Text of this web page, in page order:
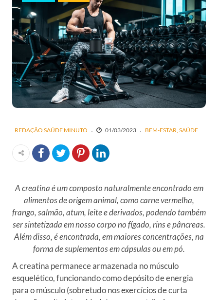
REDAÇÃO SAÚDE MINUTO 01/03/2023 BEM-ESTAR SAÚDE
A creatina é um composto naturalmente encontrado em
alimentos de origem animal, como carne vermelha,
frango, salmão, atum, leite e derivados, podendo também
ser sintetizada em nosso corpo no fígado, rins e pâncreas.
Além disso, é encontrada, em maiores concentrações, na
forma de suplementos em cápsulas ou em pó.
A creatina permanece armazenada no músculo
esquelético, funcionando como depósito de energia
para o músculo (sobretudo nos exercícios de curta